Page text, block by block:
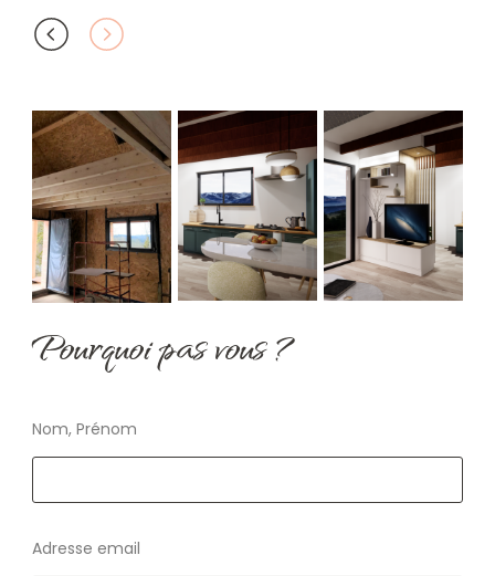
Pourquoi pas vous ?
Nom, Prénom
Adresse email